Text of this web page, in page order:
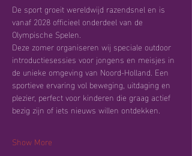
De sport groeit wereldwijd razendsnel en is
vanaf 2028 officieel onderdeel van de
Olympische Spelen.
Deze zomer organiseren wij speciale outdoor
introductiesessies voor jongens en meisjes in
de unieke omgeving van Noord-Holland. Een
sportieve ervaring vol beweging, uitdaging en
plezier, perfect voor kinderen die graag actief
bezig zijn of iets nieuws willen ontdekken.
Show More